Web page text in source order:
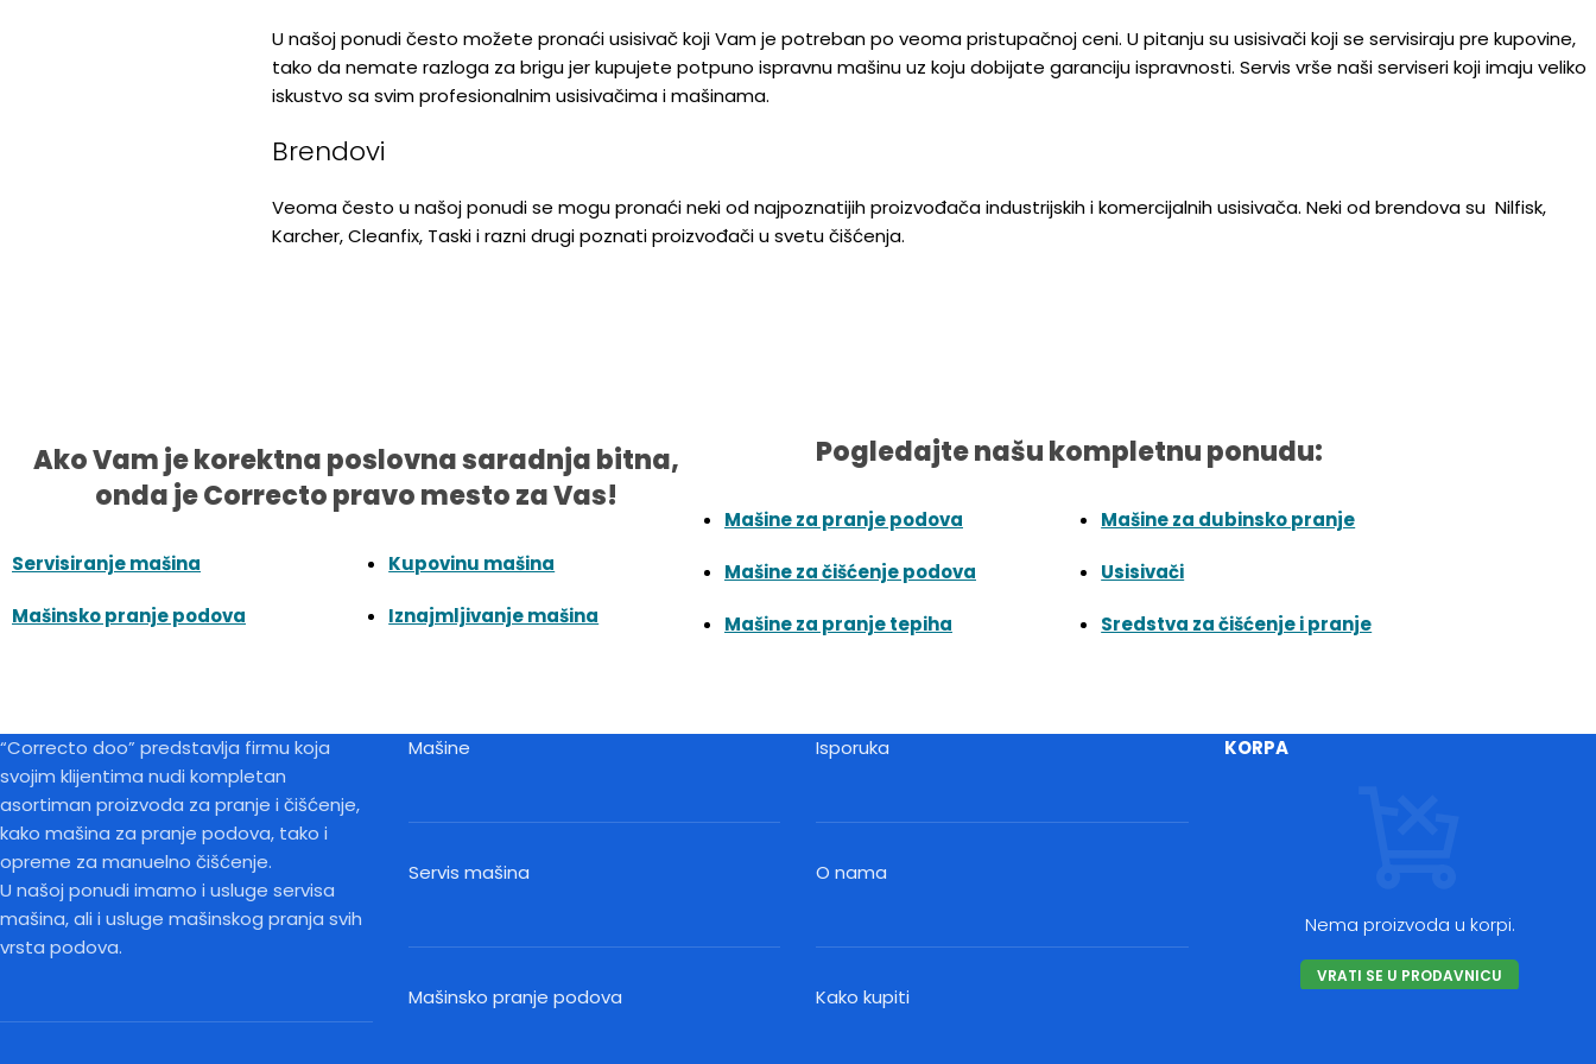
U našoj ponudi često možete pronaći usisivač koji Vam je potreban po veoma pristupačnoj ceni. U pitanju su usisivači koji se servisiraju pre kupovine,
tako da nemate razloga za brigu jer kupujete potpuno ispravnu mašinu uz koju dobijate garanciju ispravnosti. Servis vrše naši serviseri koji imaju veliko
iskustvo sa svim profesionalnim usisivačima i mašinama.
Brendovi
Veoma često u našoj ponudi se mogu pronaći neki od najpoznatijih proizvođača industrijskih i komercijalnih usisivača. Neki od brendova su Nilfisk,
Karcher, Cleanfix, Taski i razni drugi poznati proizvođači u svetu čišćenja.
Ako Vam je korektna poslovna saradnja bitna,
onda je Correcto pravo mesto za Vas!
Servisiranje mašina
Mašinsko pranje podova
Kupovinu mašina
Iznajmljivanje mašina
Pogledajte našu kompletnu ponudu:
Mašine za pranje podova
Mašine za čišćenje podova
Mašine za pranje tepiha
Mašine za dubinsko pranje
Usisivači
Sredstva za čišćenje i pranje
“Correcto doo” predstavlja firmu koja
svojim klijentima nudi kompletan
asortiman proizvoda za pranje i čišćenje,
kako mašina za pranje podova, tako i
opreme za manuelno čišćenje.
U našoj ponudi imamo i usluge servisa
mašina, ali i usluge mašinskog pranja svih
vrsta podova.
Mašine
Servis mašina
Mašinsko pranje podova
Isporuka
O nama
Kako kupiti
KORPA
Nema proizvoda u korpi.
VRATI SE U PRODAVNICU